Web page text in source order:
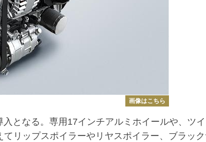
画像はこちら
となる。専用17インチアルミホイールや、ツ
リップスポイラーやリヤスポイラー、ブラッ